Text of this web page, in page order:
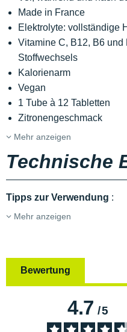
Made in France
Elektrolyte: vollständige
Vitamine C, B12, B6
Stoffwechsels
Kalorienarm
Vegan
1 Tube à 12 Tabletten
Zitronengeschmack
Mehr anzeigen
Technische
Tipps zur Verwendung :
Mehr anzeigen
Bewertung
4.7/5